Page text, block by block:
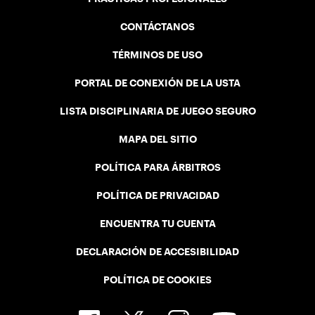
CONTÁCTANOS
TÉRMINOS DE USO
PORTAL DE CONEXIÓN DE LA USTA
LISTA DISCIPLINARIA DE JUEGO SEGURO
MAPA DEL SITIO
POLÍTICA PARA ÁRBITROS
POLÍTICA DE PRIVACIDAD
ENCUENTRA TU CUENTA
DECLARACIÓN DE ACCESIBILIDAD
POLÍTICA DE COOKIES